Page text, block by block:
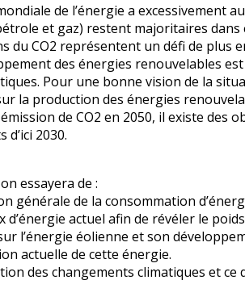
de l’énergie a excessivement
et gaz) restent majoritaires
du CO2 représentent un défi de
des énergies renouvelables
Pour une bonne vision de la
la production des énergies
de CO2 en 2050, il existe
2030.
essayera de :
générale de la consommation
actuel afin de révéler le
l’énergie éolienne et son
actuelle de cette énergie.
des changements climatiques et ce